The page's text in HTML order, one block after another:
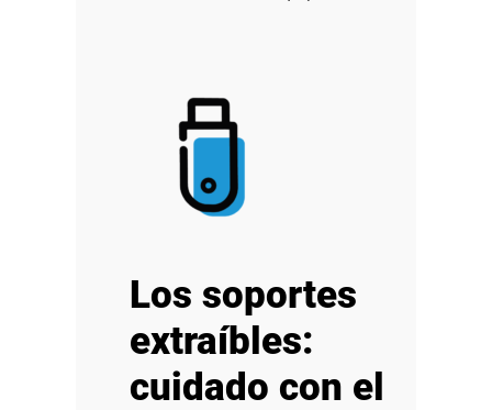
Los soportes
extraíbles:
cuidado con el